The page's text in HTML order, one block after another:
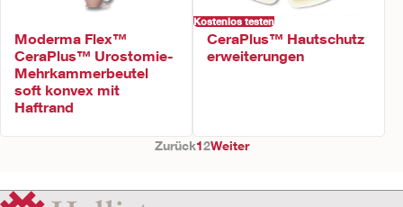
Moderma Flex™
CeraPlus™ Urostomie-
Mehrkammerbeutel
soft konvex mit
Haftrand
Kostenlos testen
CeraPlus™ Hautschutz
erweiterungen
Zurück12Weiter